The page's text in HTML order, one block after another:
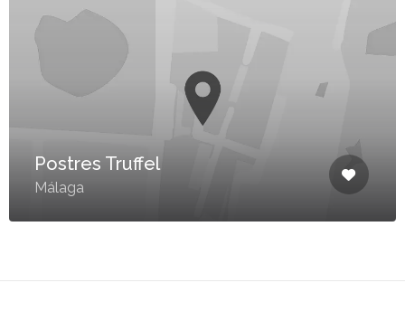
Postres Truffel
Málaga